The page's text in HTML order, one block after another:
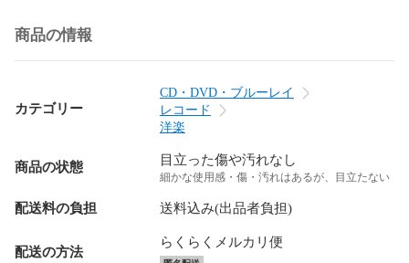
商品の情報
カテゴリー
CD・DVD・ブルーレイ
レコード
洋楽
商品の状態 目立った傷や汚れなし
細かな使用感・傷・汚れはあるが、目立たない
配送料の負担 送料込み(出品者負担)
配送の方法
らくらくメルカリ便